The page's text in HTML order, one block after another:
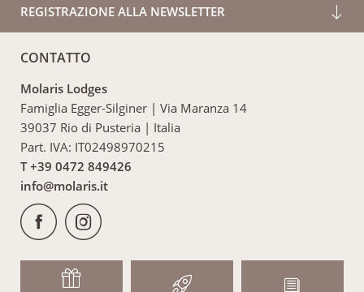
REGISTRAZIONE ALLA NEWSLETTER
CONTATTO
Molaris Lodges
Famiglia Egger-Silginer | Via Maranza 14
39037 Rio di Pusteria | Italia
Part. IVA: IT02498970215
T +39 0472 849426
info@molaris.it